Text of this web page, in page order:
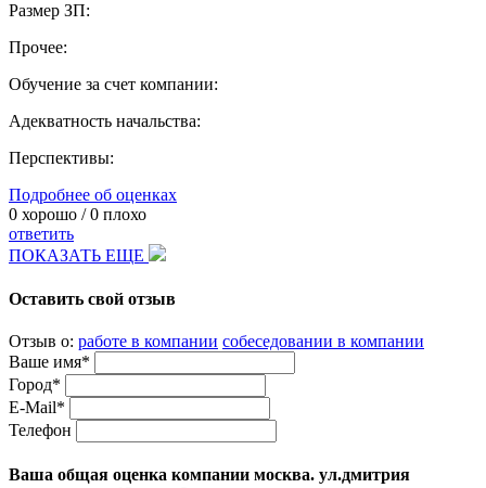
Размер ЗП:
Прочее:
Обучение за счет компании:
Адекватность начальства:
Перспективы:
Подробнее об оценках
0 хорошо /0 плохо
ответить
ПОКАЗАТЬ ЕЩЕ
Оставить свой отзыв
Отзыв о: работе в компании собеседовании в компании
Ваше имя*
Город*
E-Mail*
Телефон
Ваша общая оценка компании москва. ул.дмитрия